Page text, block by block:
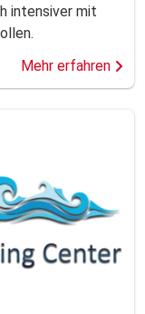
intensiver mit
Mehr erfahren